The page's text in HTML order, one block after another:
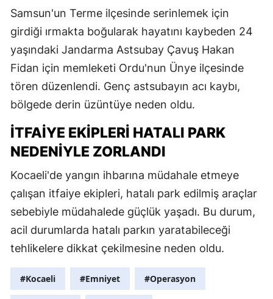
Samsun'un Terme ilçesinde serinlemek için
girdiği ırmakta boğularak hayatını kaybeden 24
yaşındaki Jandarma Astsubay Çavuş Hakan
Fidan için memleketi Ordu'nun Ünye ilçesinde
tören düzenlendi. Genç astsubayın acı kaybı,
bölgede derin üzüntüye neden oldu.
İTFAIYE EKIPLERI HATALI PARK
NEDENIYLE ZORLANDI
Kocaeli'de yangın ihbarına müdahale etmeye
çalışan itfaiye ekipleri, hatalı park edilmiş araçlar
sebebiyle müdahalede güçlük yaşadı. Bu durum,
acil durumlarda hatalı parkın yaratabileceği
tehlikelere dikkat çekilmesine neden oldu.
#Kocaeli #Emniyet #Operasyon